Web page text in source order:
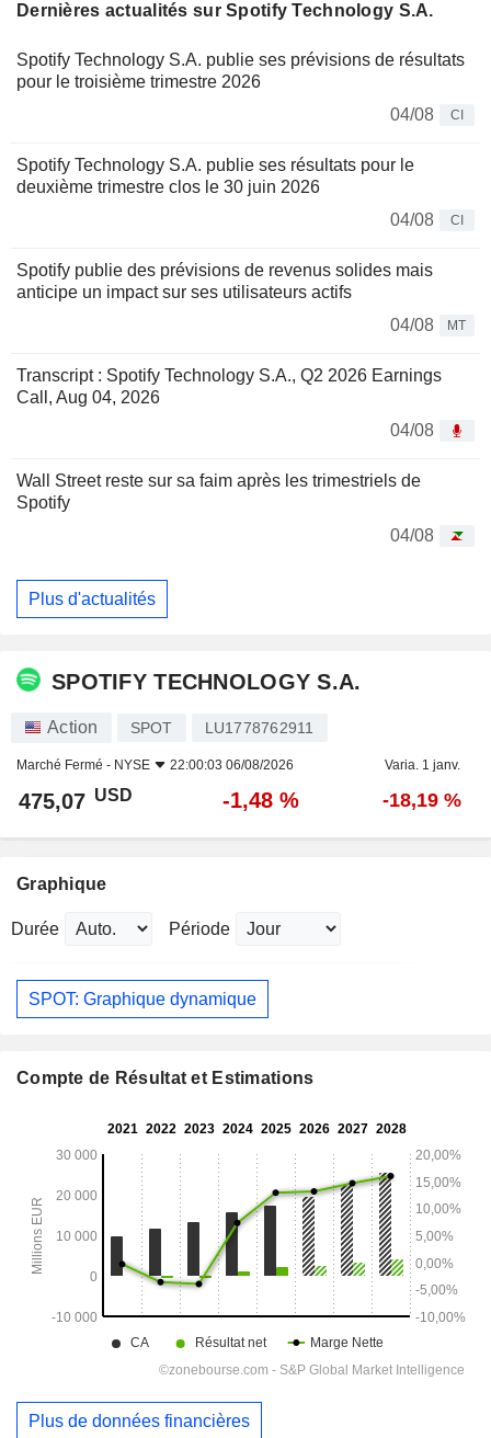
Dernières actualités sur Spotify Technology S.A.
Spotify Technology S.A. publie ses prévisions de résultats
pour le troisième trimestre 2026
04/08
CI
Spotify Technology S.A. publie ses résultats pour le
deuxième trimestre clos le 30 juin 2026
04/08
CI
Spotify publie des prévisions de revenus solides mais
anticipe un impact sur ses utilisateurs actifs
04/08
MT
Transcript : Spotify Technology S.A., Q2 2026 Earnings
Call, Aug 04, 2026
04/08
Wall Street reste sur sa faim après les trimestriels de
Spotify
04/08
Plus d'actualités
SPOTIFY TECHNOLOGY S.A.
Action SPOT LU1778762911
Marché Fermé - NYSE 22:00:03 06/08/2026 Varia. 1 janv.
475,07 USD -1,48 % -18,19 %
Graphique
Durée Période
SPOT: Graphique dynamique
Compte de Résultat et Estimations
Plus de données financières